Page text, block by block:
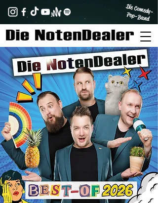
Die Comedy-
Pop-Band